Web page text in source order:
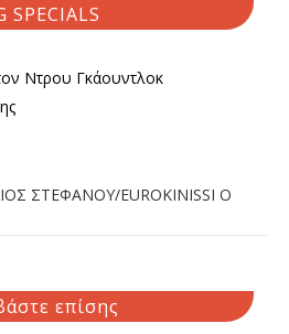
SPECIALS
Ντρου Γκάουντλοκ
ΣΤΕΦΑΝΟΥ/EUROKINISSI Ο
επίσης